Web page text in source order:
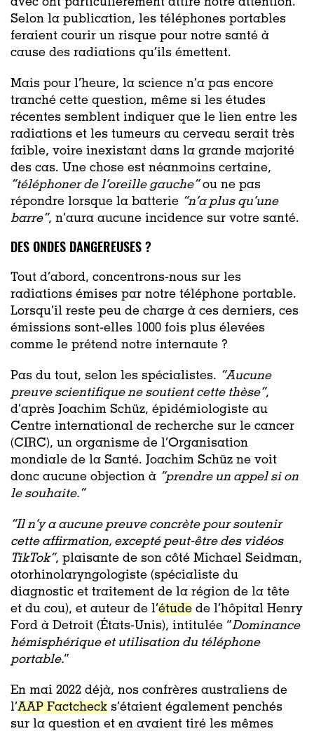
Selon la publication, les téléphones portables
feraient courir un risque pour notre santé à
cause des radiations qu’ils émettent.
Mais pour l’heure, la science n’a pas encore
tranché cette question, même si les études
récentes semblent indiquer que le lien entre les
radiations et les tumeurs au cerveau serait très
faible, voire inexistant dans la grande majorité
des cas. Une chose est néanmoins certaine,
“téléphoner de l’oreille gauche”ou ne pas
répondre lorsque la batterie “n’a plus qu’une
barre”, n’aura aucune incidence sur votre santé.
DES ONDES DANGEREUSES ?
Tout d’abord, concentrons-nous sur les
radiations émises par notre téléphone portable.
Lorsqu’il reste peu de charge à ces derniers, ces
émissions sont-elles 1000 fois plus élevées
comme le prétend notre internaute ?
Pas du tout, selon les spécialistes. “Aucune
preuve scientifique ne soutient cette thèse”,
d’après Joachim Schüz, épidémiologiste au
Centre international de recherche sur le cancer
(CIRC), un organisme de l’Organisation
mondiale de la Santé. Joachim Schüz ne voit
donc aucune objection à “prendre un appel si on
le souhaite.”
“Il n’y a aucune preuve concrète pour soutenir
cette affirmation, excepté peut-être des vidéos
TikTok”, plaisante de son côté Michael Seidman,
otorhinolaryngologiste (spécialiste du
diagnostic et traitement de la région de la tête
et du cou), et auteur de l’étude de l’hôpital Henry
Ford à Detroit (États-Unis), intitulée “Dominance
hémisphérique et utilisation du téléphone
portable.”
En mai 2022 déjà, nos confrères australiens de
l’AAP Factcheck s’étaient également penchés
sur la question et en avaient tiré les mêmes